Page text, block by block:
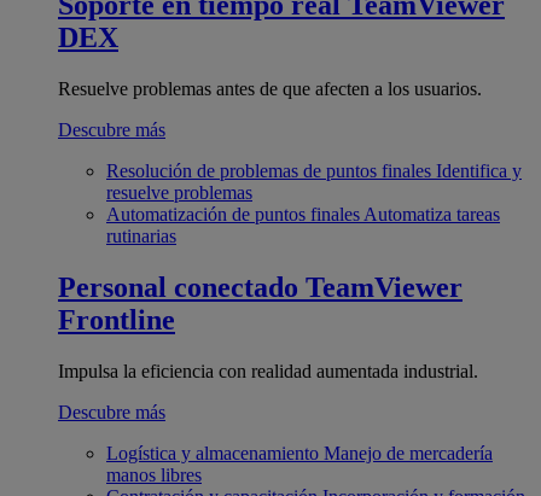
DEX
Resuelve problemas antes de que afecten a los usuarios.
Descubre más
Resolución de problemas de puntos finales Identifica y
resuelve problemas
Automatización de puntos finales Automatiza tareas
rutinarias
Personal conectado TeamViewer
Frontline
Impulsa la eficiencia con realidad aumentada industrial.
Descubre más
Logística y almacenamiento Manejo de mercadería
manos libres